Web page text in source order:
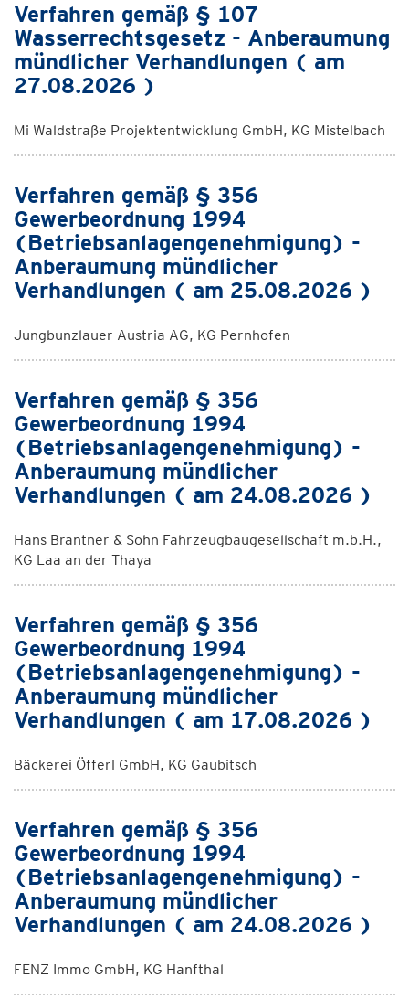
Verfahren gemäß § 107
Wasserrechtsgesetz - Anberaumung
mündlicher Verhandlungen ( am
27.08.2026 )
Mi Waldstraße Projektentwicklung GmbH, KG Mistelbach
Verfahren gemäß § 356
Gewerbeordnung 1994
(Betriebsanlagengenehmigung) -
Anberaumung mündlicher
Verhandlungen ( am 25.08.2026 )
Jungbunzlauer Austria AG, KG Pernhofen
Verfahren gemäß § 356
Gewerbeordnung 1994
(Betriebsanlagengenehmigung) -
Anberaumung mündlicher
Verhandlungen ( am 24.08.2026 )
Hans Brantner & Sohn Fahrzeugbaugesellschaft m.b.H.,
KG Laa an der Thaya
Verfahren gemäß § 356
Gewerbeordnung 1994
(Betriebsanlagengenehmigung) -
Anberaumung mündlicher
Verhandlungen ( am 17.08.2026 )
Bäckerei Öfferl GmbH, KG Gaubitsch
Verfahren gemäß § 356
Gewerbeordnung 1994
(Betriebsanlagengenehmigung) -
Anberaumung mündlicher
Verhandlungen ( am 24.08.2026 )
FENZ Immo GmbH, KG Hanfthal